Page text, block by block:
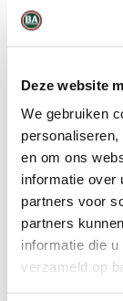
Deze website
We gebruiken
en om ons
informatie over
partners voor
partners
informatie die
verzameld op